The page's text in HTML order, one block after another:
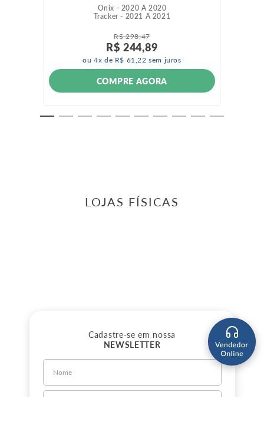
Onix - 2020 A 2020
Tracker - 2021 A 2021
R$ 298,47
R$ 244,89
ou4x de R$ 61,22 sem juros
COMPRE AGORA
LOJAS FÍSICAS
Cadastre-se em nossa
NEWSLETTER